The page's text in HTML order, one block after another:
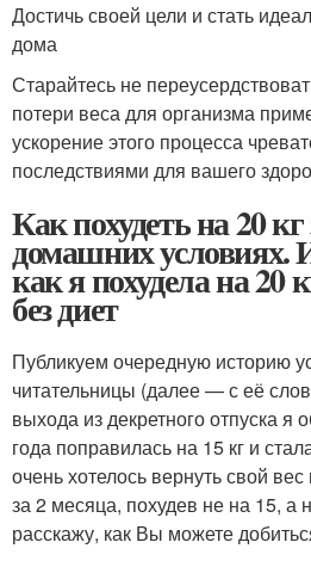
Достичь своей цели и стать
дома
Старайтесь не
потери веса для организма
ускорение этого процесса
последствиями для вашего
Как похудеть на 20
домашних условиях.
как я похудела на 20
без диет
Публикуем очередную историю
читательницы (далее — с её
выхода из декретного отпуска я
года поправилась на 15 кг и
очень хотелось вернуть свой
за 2 месяца, похудев не на 15, а
расскажу, как Вы можете